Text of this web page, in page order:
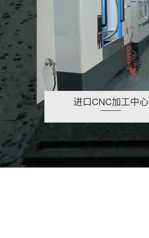
进口CNC加工中心